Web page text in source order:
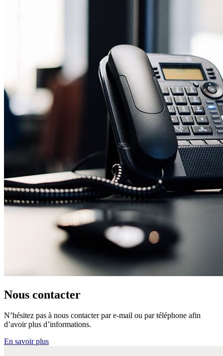
Nous contacter
N’hésitez pas à nous contacter par e-mail ou par téléphone afin
d’avoir plus d’informations.
En savoir plus